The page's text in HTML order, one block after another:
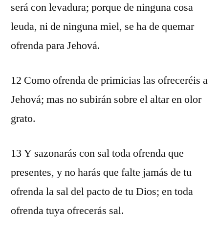
será con levadura; porque de ninguna cosa
leuda, ni de ninguna miel, se ha de quemar
ofrenda para Jehová.
12 Como ofrenda de primicias las ofreceréis a
Jehová; mas no subirán sobre el altar en olor
grato.
13 Y sazonarás con sal toda ofrenda que
presentes, y no harás que falte jamás de tu
ofrenda la sal del pacto de tu Dios; en toda
ofrenda tuya ofrecerás sal.